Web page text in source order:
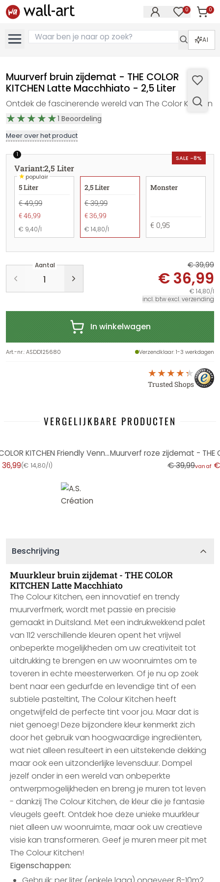
0 0
AI
Muurverf bruin zijdemat - THE COLOR
KITCHEN Latte Macchhiato - 2,5 Liter
Ontdek de fascinerende wereld van The Color Kitchen
1 Beoordeling
Meer over het product
SALE -8%
1
Variant:2,5 Liter
★populair
5 Liter
€ 49,99
€ 46,99
€ 9,40/l
2,5 Liter
€ 39,99
€ 36,99
€ 14,80/l
Monster
€ 0,95
Aantal € 39,99
€ 36,99
€ 14,80/l
incl. btw excl. verzending
In winkelwagen
Art.-nr.:ASDD125680 Verzendklaar: 1-3 werkdagen
Trusted Shops
VERGELIJKBARE PRODUCTEN
Muurverf bruin zijdemat - THE COLOR KITCHEN Friendly Vennel
(€ 14,80/l) € 39,99vanaf
Beschrijving
Muurkleur bruin zijdemat - THE COLOR
KITCHEN Latte Macchhiato
The Colour Kitchen, een innovatief en trendy
muurverfmerk, wordt met passie en precisie
gemaakt in Duitsland. Met een indrukwekkend palet
van 112 verschillende kleuren opent het vrijwel
onbeperkte mogelijkheden om uw creativiteit tot
uitdrukking te brengen en uw woonruimtes om te
toveren in echte meesterwerken. Of je nu op zoek
bent naar een gedurfde en levendige tint of een
subtiele pasteltint, The Colour Kitchen heeft
ongetwijfeld de perfecte tint voor jou. Maar dat is
niet genoeg! Deze bijzondere kleur kenmerkt zich
door het gebruik van hoogwaardige ingrediënten,
wat niet alleen resulteert in een uitstekende dekking
maar ook een uitzonderlijke levensduur. Dompel
jezelf onder in een wereld van onbeperkte
ontwerpmogelijkheden en breng je muren tot leven
- dankzij The Colour Kitchen, de kleur die je fantasie
vleugels geeft. Ontdek hoe deze unieke muurkleur
niet alleen uw woonruimte, maar ook uw creatieve
visie kan transformeren. Geef je muren meer pit met
The Colour Kitchen!
Eigenschappen: